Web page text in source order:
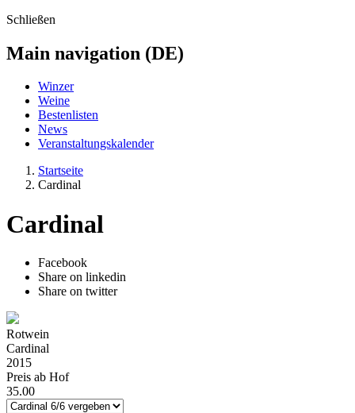
Schließen
Main navigation (DE)
Winzer
Weine
Bestenlisten
News
Veranstaltungskalender
Startseite
Cardinal
Cardinal
Facebook
Share on linkedin
Share on twitter
Rotwein
Cardinal
2015
Preis ab Hof
35.00